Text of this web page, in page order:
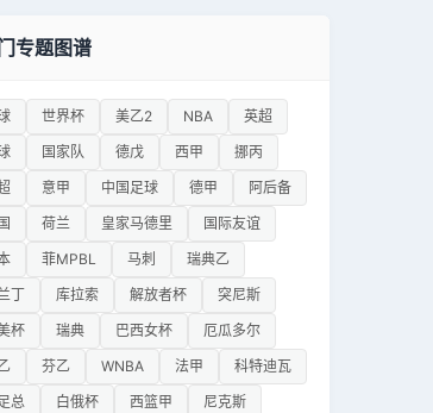
专题图谱
世界杯 美乙2 NBA
英超
国家队 德戊 西甲
挪丙
意甲 中国足球 德甲
阿后备
荷兰 皇家马德里
国际友谊
菲MPBL 马刺
瑞典乙
丁
库拉索 解放者杯
突尼斯
杯
瑞典 巴西女杯
厄瓜多尔
芬乙 WNBA 法甲
科特迪瓦
总
白俄杯 西篮甲
尼克斯